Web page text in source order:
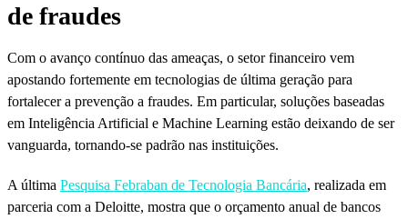
de fraudes
Com o avanço contínuo das ameaças, o setor financeiro vem
apostando fortemente em tecnologias de última geração para
fortalecer a prevenção a fraudes. Em particular, soluções baseadas
em Inteligência Artificial e Machine Learning estão deixando de ser
vanguarda, tornando-se padrão nas instituições.
A última Pesquisa Febraban de Tecnologia Bancária, realizada em
parceria com a Deloitte, mostra que o orçamento anual de bancos